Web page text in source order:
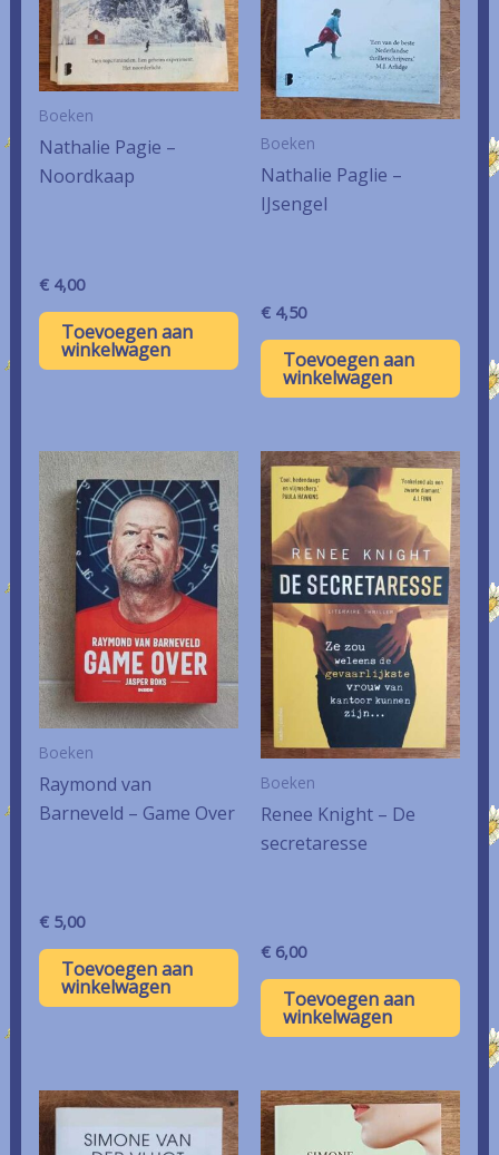
Boeken
Nathalie Pagie –
Noordkaap
€4,00
Toevoegen aan
winkelwagen
Boeken
Nathalie Paglie –
IJsengel
€ 4,50
Toevoegen aan
winkelwagen
Boeken
Raymond van
Barneveld – Game Over
€5,00
Toevoegen aan
winkelwagen
Boeken
Renee Knight – De
secretaresse
€ 6,00
Toevoegen aan
winkelwagen